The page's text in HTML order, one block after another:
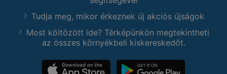
Tudja meg, mikor érkeznek új akciós újságok
Most költözött ide? Térképünkön megtekintheti
az összes környékbeli kiskereskedőt.